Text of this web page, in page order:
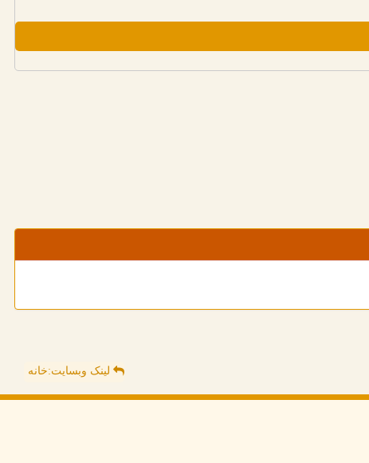
لینک وبسایت:خانه